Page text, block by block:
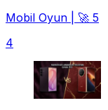
Mobil Oyun
🚀 5
4